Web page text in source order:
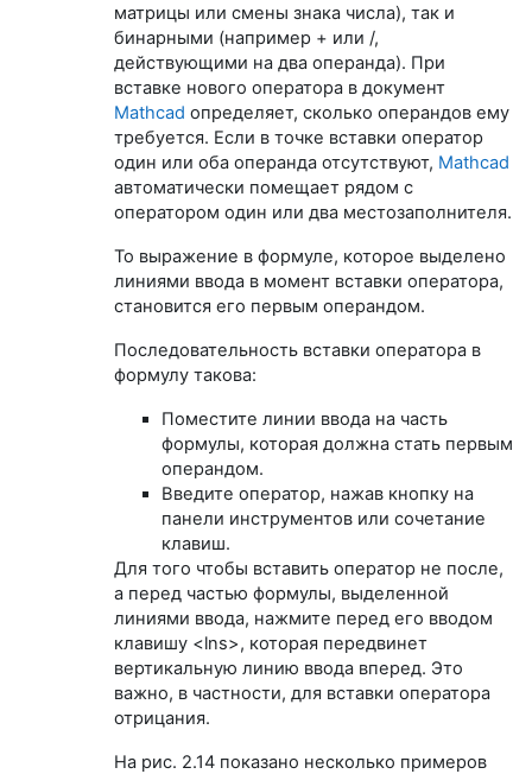
матрицы или смены знака числа), так и
бинарными (например + или /,
действующими на два операнда). При
вставке нового оператора в документ
Mathcad определяет, сколько операндов ему
требуется. Если в точке вставки оператор
один или оба операнда отсутствуют, Mathcad
автоматически помещает рядом с
оператором один или два местозаполнителя.
То выражение в формуле, которое выделено
линиями ввода в момент вставки оператора,
становится его первым операндом.
Последовательность вставки оператора в
формулу такова:
Поместите линии ввода на часть
формулы, которая должна стать первым
операндом.
Введите оператор, нажав кнопку на
панели инструментов или сочетание
клавиш.
Для того чтобы вставить оператор не после,
а перед частью формулы, выделенной
линиями ввода, нажмите перед его вводом
клавишу <lns>, которая передвинет
вертикальную линию ввода вперед. Это
важно, в частности, для вставки оператора
отрицания.
На рис. 2.14 показано несколько примеров